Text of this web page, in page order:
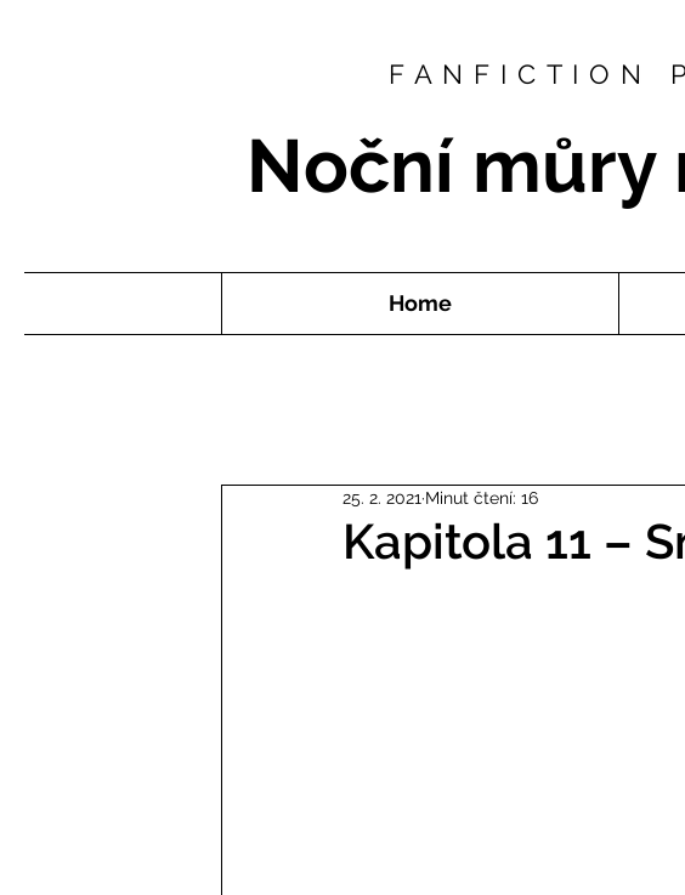
FANFICTION
Noční
Home
Kapitola 11 –
25. 2. 2021 Minut čtení: 16